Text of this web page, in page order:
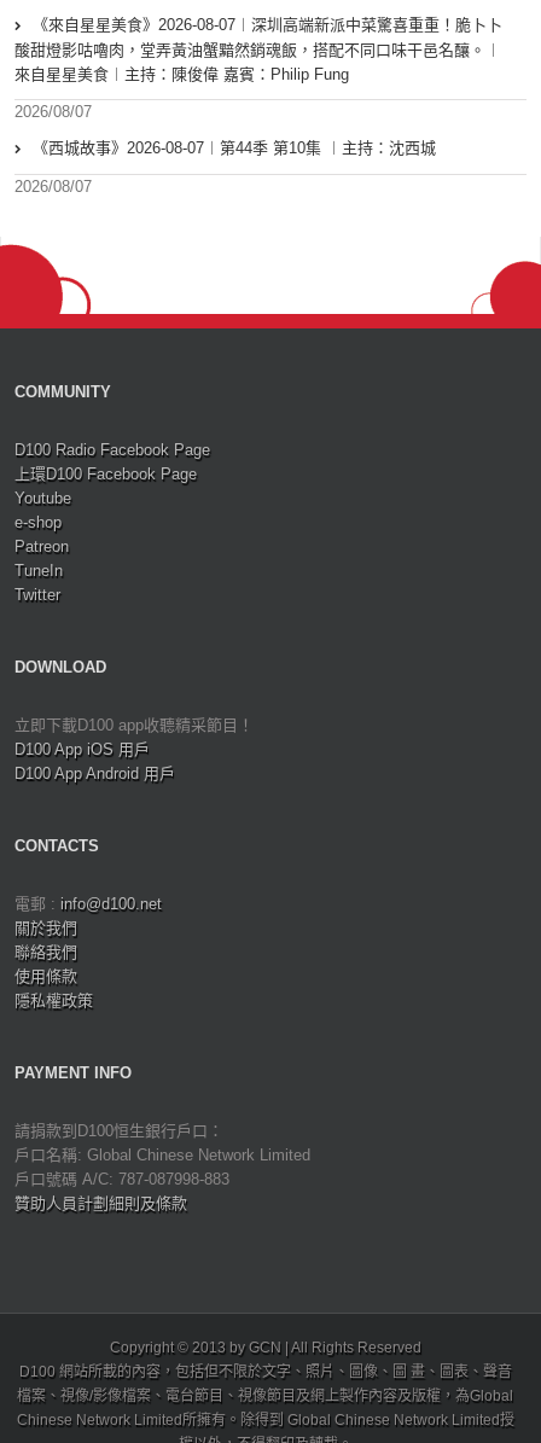
《來自星星美食》2026-08-07︱深圳高端新派中菜驚喜重重！脆卜卜
酸甜燈影咕嚕肉，堂弄黃油蟹黯然銷魂飯，搭配不同口味干邑名釀。︱
來自星星美食︱主持：陳俊偉 嘉賓：Philip Fung
2026/08/07
《西城故事》2026-08-07︱第44季 第10集 ︱主持：沈西城
2026/08/07
COMMUNITY
D100 Radio Facebook Page
上環D100 Facebook Page
Youtube
e-shop
Patreon
TuneIn
Twitter
DOWNLOAD
立即下載D100 app收聽精采節目！
D100 App iOS 用戶
D100 App Android 用戶
CONTACTS
電郵 : info@d100.net
關於我們
聯絡我們
使用條款
隱私權政策
PAYMENT INFO
請捐款到D100恒生銀行戶口：
戶口名稱: Global Chinese Network Limited
戶口號碼 A/C: 787-087998-883
贊助人員計劃細則及條款
Copyright © 2013 by GCN | All Rights Reserved
D100 網站所載的內容，包括但不限於文字、照片、圖像、圖 畫、圖表、聲音
檔案、視像/影像檔案、電台節目、視像節目及網上製作內容及版權，為Global
Chinese Network Limited所擁有。除得到 Global Chinese Network Limited授